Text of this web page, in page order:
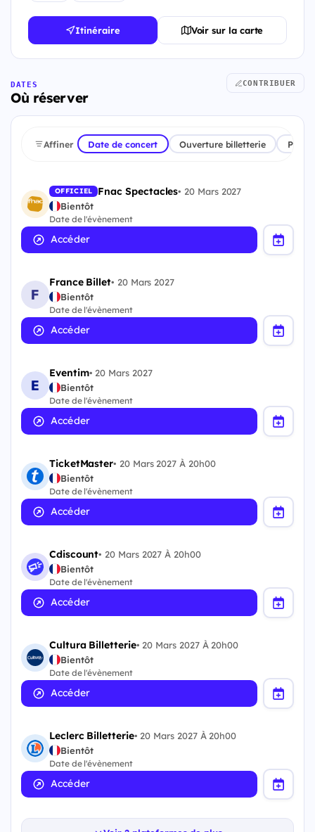
Itinéraire Voir sur la carte
DATES
Où réserver
CONTRIBUER
Affiner Date de concert Ouverture billetterie
OFFICIEL Fnac Spectacles• 20 Mars 2027
Bientôt
Date de l'évènement
Accéder
France Billet• 20 Mars 2027
Bientôt
Date de l'évènement
Accéder
Eventim• 20 Mars 2027
Bientôt
Date de l'évènement
Accéder
TicketMaster• 20 Mars 2027 À 20h00
Bientôt
Date de l'évènement
Accéder
Cdiscount• 20 Mars 2027 À 20h00
Bientôt
Date de l'évènement
Accéder
Cultura Billetterie• 20 Mars 2027 À 20h00
Bientôt
Date de l'évènement
Accéder
Leclerc Billetterie• 20 Mars 2027 À 20h00
Bientôt
Date de l'évènement
Accéder